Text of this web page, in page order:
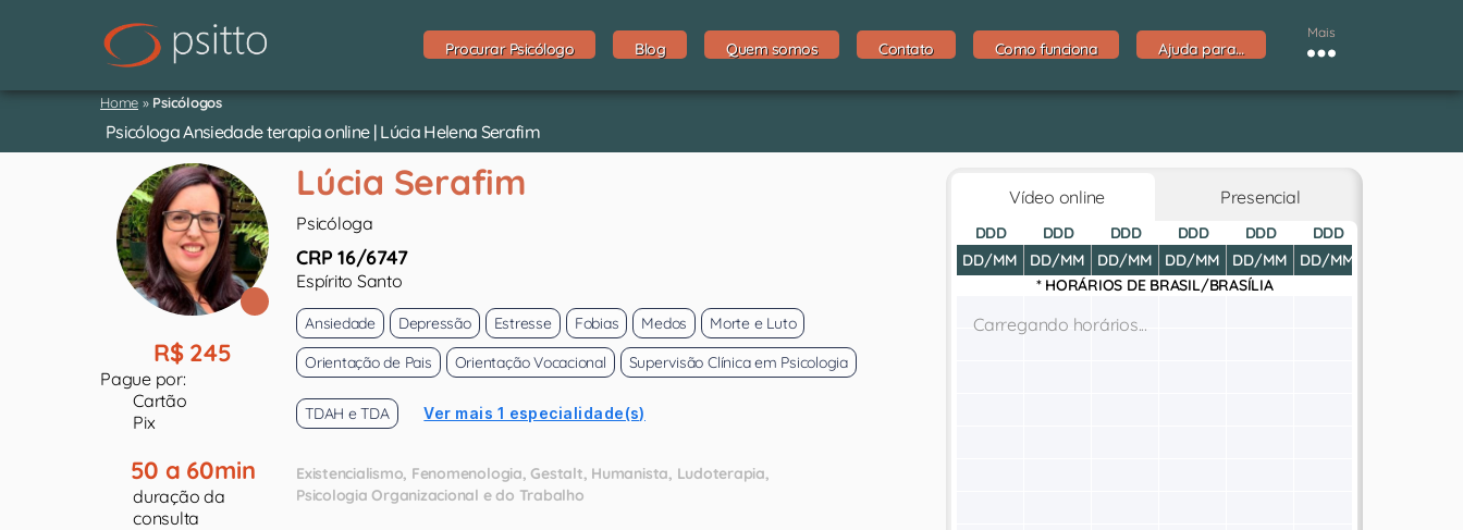
Procurar Psicólogo Blog Quem somos Contato Como funciona Ajuda para…
Mais
Home » Psicólogos
Psicóloga Ansiedade terapia online | Lúcia Helena Serafim
R$ 245
Pague por:
Cartão
Pix
50 a 60min
duração da
consulta
Lúcia Serafim
Psicóloga
CRP 16/6747
Espírito Santo
Ansiedade Depressão Estresse Fobias Medos
Morte e Luto
Orientação de Pais
Orientação Vocacional Supervisão Clínica em Psicologia
TDAH e TDA Ver mais 1 especialidade(s)
Existencialismo Fenomenologia Gestalt Humanista Ludoterapia
Psicologia Organizacional e do Trabalho
Vídeo online Presencial
DDD
DD/MM
DDD
DD/MM
DDD
DD/MM
DDD
DD/MM
DDD
DD/MM
DDD
DD/MM
* HORÁRIOS DE BRASIL/BRASÍLIA
Carregando horários...